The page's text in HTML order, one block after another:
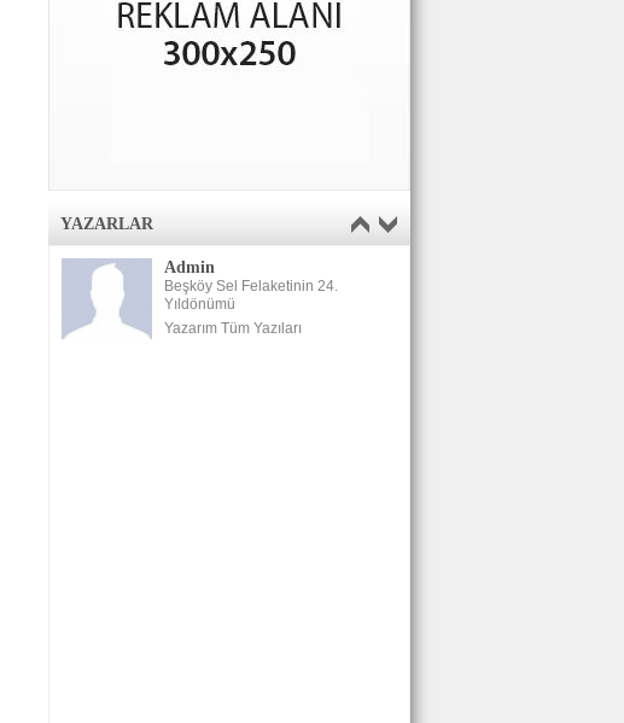
YAZARLAR
Admin
Beşköy Sel Felaketinin 24.
Yıldönümü
Yazarım Tüm Yazıları